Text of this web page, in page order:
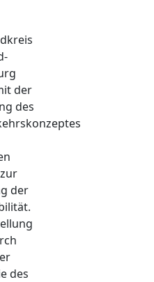
der
des
der
des